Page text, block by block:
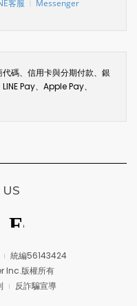
客服 Messenger
碼、信用卡與分期付款、銀
Pay、Apple Pay、
統編56143424
Inc.版權所有
反詐騙宣導